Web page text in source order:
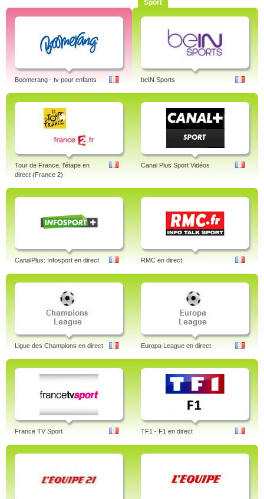
Boomerang - tv pour enfants
Sport
beIN Sports
Tour de France, l'étape en
direct (France 2)
Canal Plus Sport Vidéos
CanalPlus: Infosport en direct RMC en direct
Ligue des Champions en direct Europa League en direct
France TV Sport TF1 - F1 en direct